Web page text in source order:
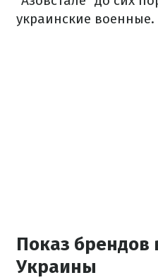
украинские военные.
Показ брендов
Украины